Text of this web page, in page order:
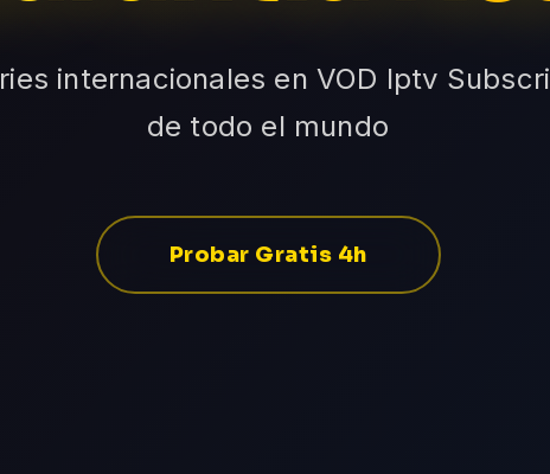
internacionales en VOD Iptv
de todo el mundo
Probar Gratis 4h